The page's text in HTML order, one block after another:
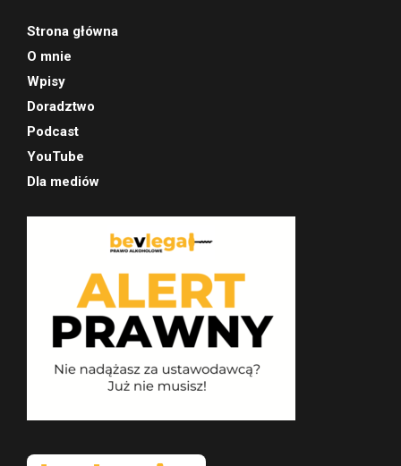
Strona główna
O mnie
Wpisy
Doradztwo
Podcast
YouTube
Dla mediów